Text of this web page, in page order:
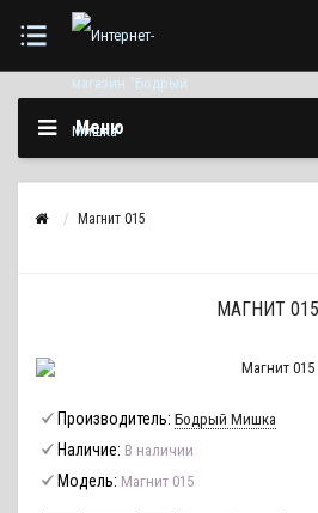
Меню
Магнит 015
МАГНИТ 015
Производитель: Бодрый Мишка
Наличие: В наличии
Модель: Магнит 015